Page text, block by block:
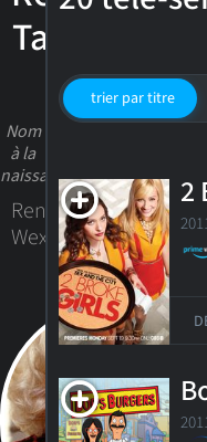
Taylor
Nom
à la
naissance
Renee
Wexler
trier par titre
2